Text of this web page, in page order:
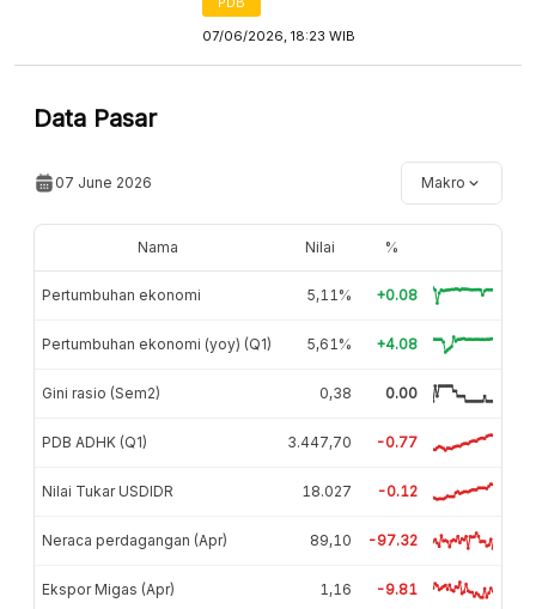
07/06/2026, 18:23 WIB
Data Pasar
07 June 2026 Makro
Nama Nilai %
Pertumbuhan ekonomi 5,11% +0.08
Pertumbuhan ekonomi (yoy) (Q1) 5,61% +4.08
Gini rasio (Sem2) 0,38 0.00
PDB ADHK (Q1) 3.447,70 -0.77
Nilai Tukar USDIDR 18.027 -0.12
Neraca perdagangan (Apr) 89,10 -97.32
Ekspor Migas (Apr) 1,16 -9.81